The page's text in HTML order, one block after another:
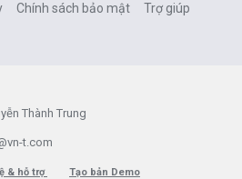
Chính sách bảo mật Trợ giúp
Thành Trung
t.com
& hỗ trợ Tạo bản Demo